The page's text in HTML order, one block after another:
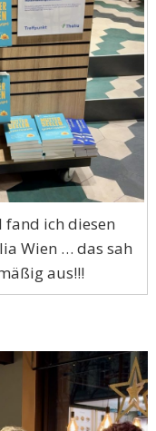
fand ich diesen
Wien … das sah
aus!!!